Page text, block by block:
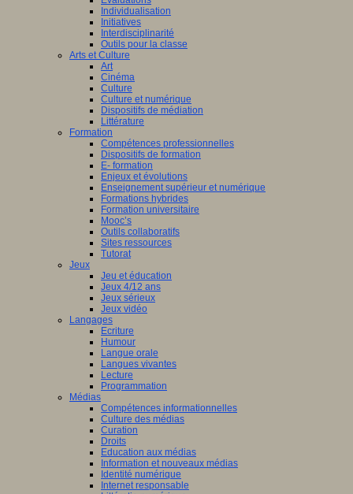
Individualisation
Initiatives
Interdisciplinarité
Outils pour la classe
Arts et Culture
Art
Cinéma
Culture
Culture et numérique
Dispositifs de médiation
Littérature
Formation
Compétences professionnelles
Dispositifs de formation
E- formation
Enjeux et évolutions
Enseignement supérieur et numérique
Formations hybrides
Formation universitaire
Mooc’s
Outils collaboratifs
Sites ressources
Tutorat
Jeux
Jeu et éducation
Jeux 4/12 ans
Jeux sérieux
Jeux vidéo
Langages
Ecriture
Humour
Langue orale
Langues vivantes
Lecture
Programmation
Médias
Compétences informationnelles
Culture des médias
Curation
Droits
Education aux médias
Information et nouveaux médias
Identité numérique
Internet responsable